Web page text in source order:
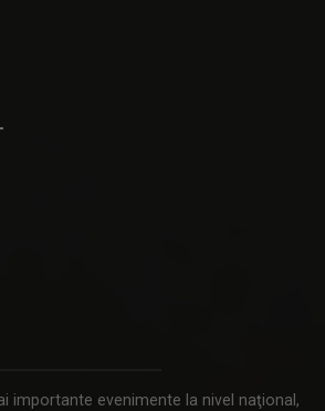
investigație realizată ...
Iași din 2022, după ...
jumătate din viaţa ...
importante evenimente la nivel naţional,